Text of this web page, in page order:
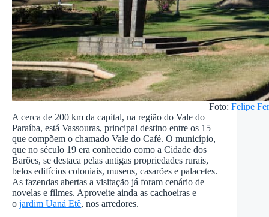
Foto: Felipe
A cerca de 200 km da capital, na região do Vale do
Paraíba, está Vassouras, principal destino entre os 15
que compõem o chamado Vale do Café. O município,
que no século 19 era conhecido como a Cidade dos
Barões, se destaca pelas antigas propriedades rurais,
belos edifícios coloniais, museus, casarões e palacetes.
As fazendas abertas a visitação já foram cenário de
novelas e filmes. Aproveite ainda as cachoeiras e
o jardim Uaná Etê, nos arredores.